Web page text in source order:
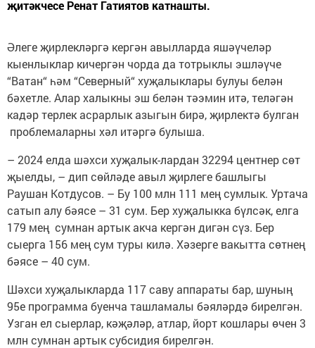
җитәкчесе Ренат Гатиятов катнашты.
Әлеге җирлекләргә кергән авылларда яшәүчеләр
кыенлыклар кичергән чорда да тотрыклы эшләүче
“Ватан“ һәм “Северный“ хуҗалыклары булуы белән
бәхетле. Алар халыкны эш белән тәэмин итә, теләгән
кадәр терлек асрарлык азыгын бирә, җирлектә булган
проблемаларны хәл итәргә булыша.
– 2024 елда шәхси хуҗалык-лардан 32294 центнер сөт
җыелды, – дип сөйләде авыл җирлеге башлыгы
Раушан Котдусов. – Бу 100 млн 111 мең сумлык. Уртача
сатып алу бәясе – 31 сум. Бер хуҗалыкка бүлсәк, елга
179 мең сумнан артык акча кергән дигән сүз. Бер
сыерга 156 мең сум туры килә. Хәзерге вакытта сөтнең
бәясе – 40 сум.
Шәхси хуҗалыкларда 117 саву аппараты бар, шуның
95е программа буенча ташламалы бәяләрдә бирелгән.
Узган ел сыерлар, кәҗәләр, атлар, йорт кошлары өчен 3
млн сумнан артык субсидия бирелгән.